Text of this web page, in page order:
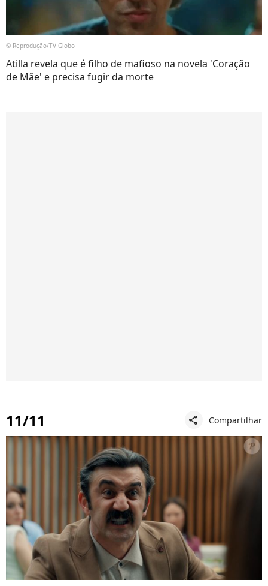
© Reprodução/TV Globo
Atilla revela que é filho de mafioso na novela 'Coração
de Mãe' e precisa fugir da morte
11/11 share Compartilhar